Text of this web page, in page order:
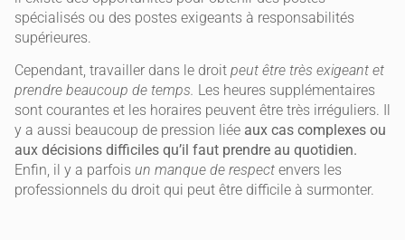
spécialisés ou des postes exigeants à responsabilités
supérieures.
Cependant, travailler dans le droit peut être très exigeant et
prendre beaucoup de temps. Les heures supplémentaires
sont courantes et les horaires peuvent être très irréguliers. Il
y a aussi beaucoup de pression liée aux cas complexes ou
aux décisions difficiles qu’il faut prendre au quotidien.
Enfin, il y a parfois un manque de respect envers les
professionnels du droit qui peut être difficile à surmonter.